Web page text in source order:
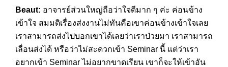
Beaut: อาจารย์ส่วนใหญ่ถือว่าใจดีมาก ๆ ค่ะ ค่อนข้าง
เข้าใจ สมมติเรื่องส่งงานไม่ทันคือเขาค่อนข้างเข้าใจเลย
เราสามารถส่งไปบอกเขาได้เลยว่าเราป่วยมา เราสามารถ
เลื่อนส่งได้ หรือว่าไม่สะดวกเข้า Seminar นี้ แต่ว่าเรา
อยากเข้า Seminar ไม่อยากขาดเรียน เขาก็จะให้เข้าอัน